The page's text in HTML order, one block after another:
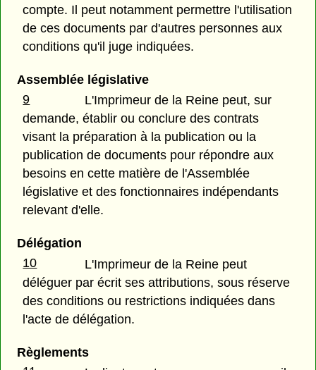
compte. Il peut notamment permettre l'utilisation
de ces documents par d'autres personnes aux
conditions qu'il juge indiquées.
Assemblée législative
9
L'Imprimeur de la Reine peut, sur
demande, établir ou conclure des contrats
visant la préparation à la publication ou la
publication de documents pour répondre aux
besoins en cette matière de l'Assemblée
législative et des fonctionnaires indépendants
relevant d'elle.
Délégation
10
L'Imprimeur de la Reine peut
déléguer par écrit ses attributions, sous réserve
des conditions ou restrictions indiquées dans
l'acte de délégation.
Règlements